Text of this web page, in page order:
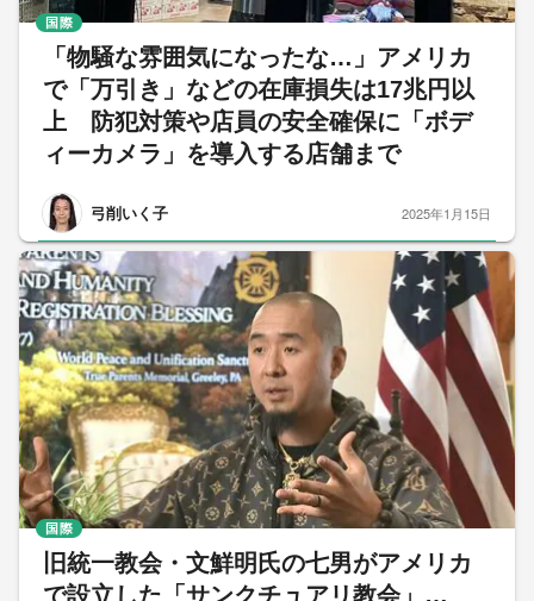
「物騒な雰囲気になったな…」アメリカ
で「万引き」などの在庫損失は17兆円以
上 防犯対策や店員の安全確保に「ボデ
ィーカメラ」を導入する店舗まで
弓削いく子
国際
2025年1月15日
旧統一教会・文鮮明氏の七男がアメリカ
で設立した「サンクチュアリ教会」…
国際